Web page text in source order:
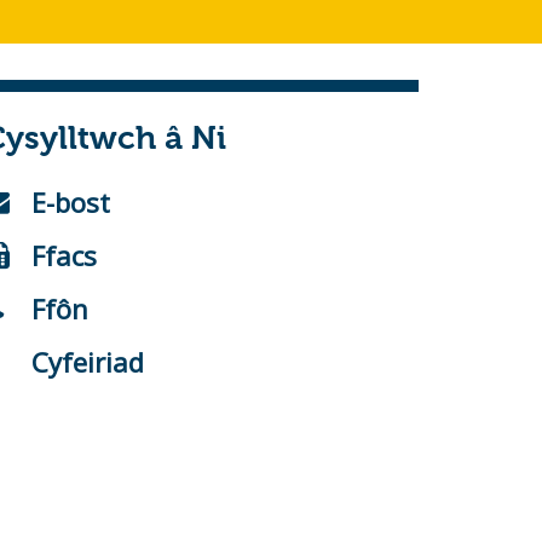
â Ni
E-bost
Ffacs
Ffôn
Cyfeiriad